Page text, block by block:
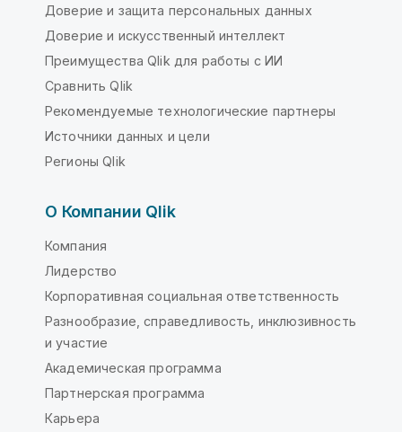
Доверие и защита персональных данных
Доверие и искусственный интеллект
Преимущества Qlik для работы с ИИ
Сравнить Qlik
Рекомендуемые технологические партнеры
Источники данных и цели
Регионы Qlik
О Компании Qlik
Компания
Лидерство
Корпоративная социальная ответственность
Разнообразие, справедливость, инклюзивность
и участие
Академическая программа
Партнерская программа
Карьера